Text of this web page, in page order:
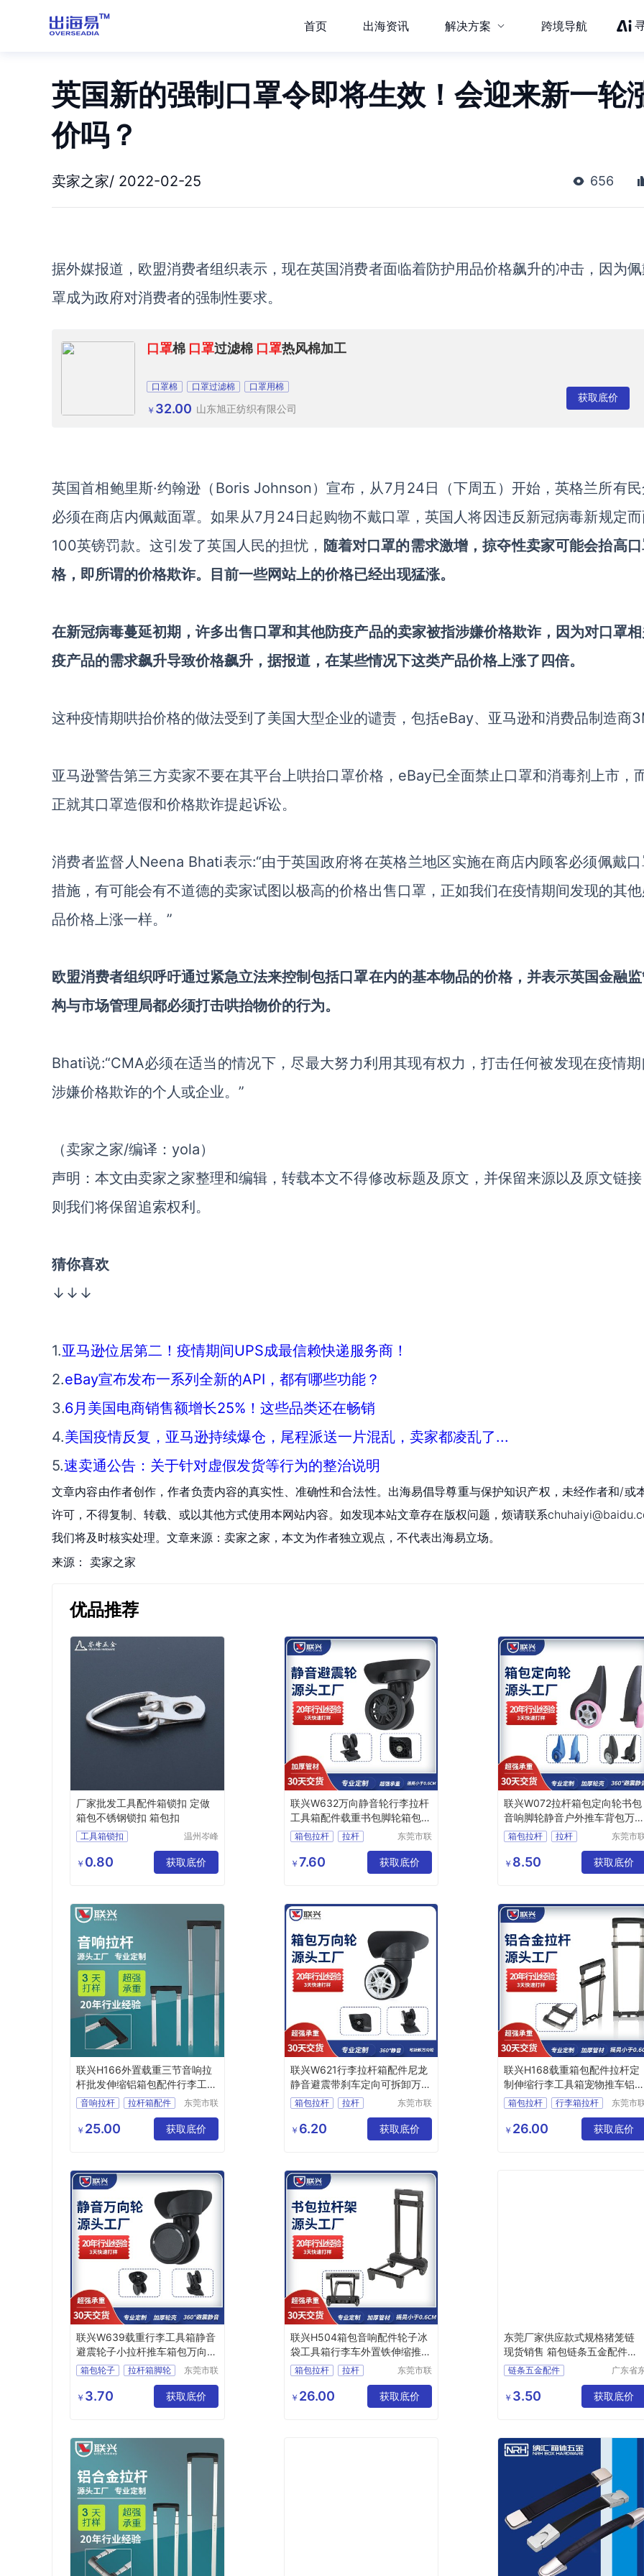
首页 出海资讯 解决方案 跨境导航
英国新的强制口罩令即将生效！会迎来新一轮
价吗？
卖家之家/ 2022-02-25 656
据外媒报道，欧盟消费者组织表示，现在英国消费者面临着防护用品价格飙升的冲击，因为佩
罩成为政府对消费者的强制性要求。
口罩棉 口罩过滤棉 口罩热风棉加工
口罩棉 口罩过滤棉 口罩用棉
￥ 32.00 山东旭正纺织有限公司
获取底价
英国首相鲍里斯·约翰逊（Boris Johnson）宣布，从7月24日（下周五）开始，英格兰所有
必须在商店内佩戴面罩。如果从7月24日起购物不戴口罩，英国人将因违反新冠病毒新规定
100英镑罚款。这引发了英国人民的担忧， 随着对口罩的需求激增，掠夺性卖家可能会抬高
格，即所谓的价格欺诈。目前一些网站上的价格已经出现猛涨。
在新冠病毒蔓延初期，许多出售口罩和其他防疫产品的卖家被指涉嫌价格欺诈，因为对口罩
疫产品的需求飙升导致价格飙升，据报道，在某些情况下这类产品价格上涨了四倍。
这种疫情期哄抬价格的做法受到了美国大型企业的谴责，包括eBay、亚马逊和消费品制造商
亚马逊警告第三方卖家不要在其平台上哄抬口罩价格，eBay已全面禁止口罩和消毒剂上市，
正就其口罩造假和价格欺诈提起诉讼。
消费者监督人Neena Bhati表示:“由于英国政府将在英格兰地区实施在商店内顾客必须佩戴
措施，有可能会有不道德的卖家试图以极高的价格出售口罩，正如我们在疫情期间发现的其
品价格上涨一样。”
欧盟消费者组织呼吁通过紧急立法来控制包括口罩在内的基本物品的价格，并表示英国金融
构与市场管理局都必须打击哄抬物价的行为。
Bhati说:“CMA必须在适当的情况下，尽最大努力利用其现有权力，打击任何被发现在疫情期
涉嫌价格欺诈的个人或企业。”
（卖家之家/编译：yola）
声明：本文由卖家之家整理和编辑，转载本文不得修改标题及原文，并保留来源以及原文链
则我们将保留追索权利。
猜你喜欢
↓↓↓
1.亚马逊位居第二！疫情期间UPS成最信赖快递服务商！
2.eBay宣布发布一系列全新的API，都有哪些功能？
3.6月美国电商销售额增长25%！这些品类还在畅销
4.美国疫情反复，亚马逊持续爆仓，尾程派送一片混乱，卖家都凌乱了...
5.速卖通公告：关于针对虚假发货等行为的整治说明
文章内容由作者创作，作者负责内容的真实性、准确性和合法性。出海易倡导尊重与保护知识产权，未经作者和/或
许可，不得复制、转载、或以其他方式使用本网站内容。如发现本站文章存在版权问题，烦请联系
我们将及时核实处理。文章来源：卖家之家，本文为作者独立观点，不代表出海易立场。
来源： 卖家之家
优品推荐
厂家批发工具配件箱锁扣 定做
箱包不锈钢锁扣 箱包扣
工具箱锁扣
箱包扣
温州岑峰
公司
￥ 0.80 获取底价
联兴W632万向静音轮行李拉杆
工具箱配件载重书包脚轮箱包避
震滑轮
箱包拉杆
拉杆
箱包配件
东莞市联
件有限公
司
￥ 7.60 获取底价
联兴W072拉杆箱包定向轮书包
音响脚轮静音户外推车背包万向
轮子
箱包拉杆
拉杆
脚轮生产商
拉杆箱滑轮
东莞市
件有限公
司
￥ 8.50 获取底价
联兴H166外置载重三节音响拉
杆批发伸缩铝箱包配件行李工具
箱拉杆
音响拉杆
拉杆箱配件
箱包拉杆
行李箱轮子
东莞市联
件有限公
司
￥ 25.00 获取底价
联兴W621行李拉杆箱配件尼龙
静音避震带刹车定向可拆卸万向
脚轮
箱包拉杆
拉杆
拉杆箱配件
东莞市联
件有限公
司
￥ 6.20 获取底价
联兴H168载重箱包配件拉杆定
制伸缩行李工具箱宠物推车铝拉
杆批发
箱包拉杆
行李箱拉杆
载重拉杆
箱包配件拉杆
东莞市
件有限公
司
￥ 26.00 获取底价
联兴W639载重行李工具箱静音
避震轮子小拉杆推车箱包万向弹
簧脚轮
箱包轮子
拉杆箱脚轮
箱包脚轮
箱包配件
东莞市联
件有限公
司
￥ 3.70 获取底价
联兴H504箱包音响配件轮子冰
袋工具箱行李车外置铁伸缩推车
拉杆架
箱包拉杆
拉杆
拉杆箱拉杆
东莞市联
件有限公
司
￥ 26.00 获取底价
东莞厂家供应款式规格猪笼链
现货销售 箱包链条五金配件批
发定制
链条五金配件
广东省
镇锦厦社
区锦新
￥ 3.50 获取底价